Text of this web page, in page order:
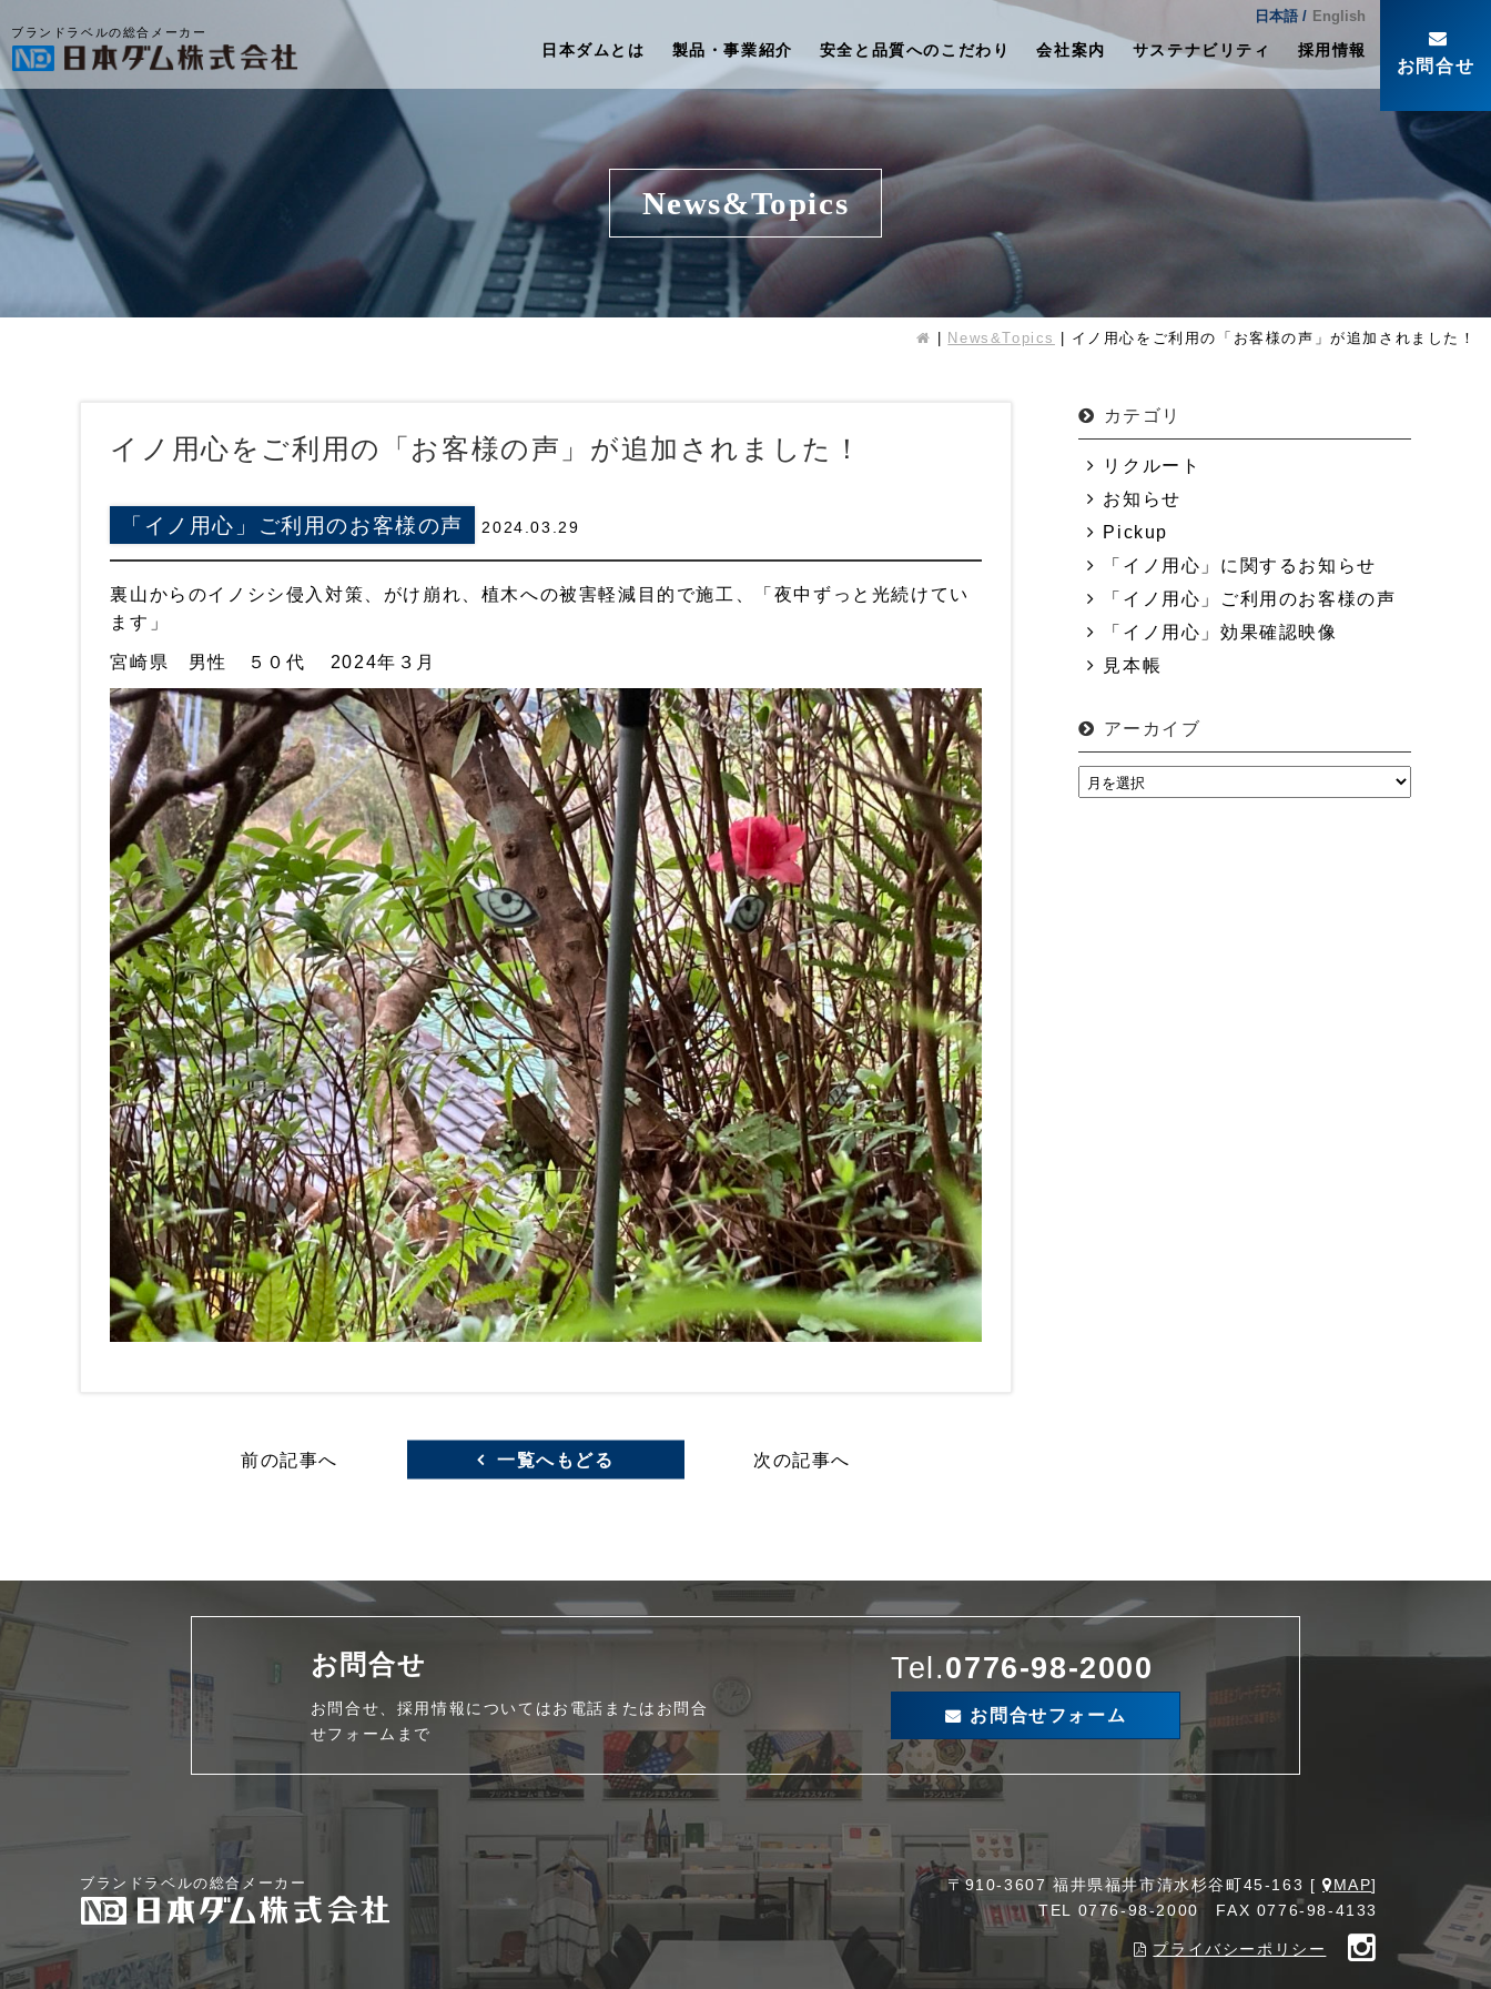
ブランドラベルの総合メーカー
日本ダムとは 製品・事業紹介 安全と品質へのこだわり 会社案内 サステナビリティ 採用情報
日本語 / English
お問合せ
News&Topics
News&Topics イノ用心をご利用の「お客様の声」が追加されました！
イノ用心をご利用の「お客様の声」が追加されました！
「イノ用心」ご利用のお客様の声 2024.03.29
裏山からのイノシシ侵入対策、がけ崩れ、植木への被害軽減目的で施工、「夜中ずっと光続けてい
ます」
宮崎県 男性 ５０代 2024年３月
前の記事へ 次の記事へ
一覧へもどる
カテゴリ
リクルート
お知らせ
Pickup
「イノ用心」に関するお知らせ
「イノ用心」ご利用のお客様の声
「イノ用心」効果確認映像
見本帳
アーカイブ
お問合せ
お問合せ、採用情報についてはお電話またはお問合
せフォームまで
Tel.0776-98-2000
お問合せフォーム
ブランドラベルの総合メーカー 〒910-3607 福井県福井市清水杉谷町45-163 [ MAP]
TEL 0776-98-2000FAX 0776-98-4133
プライバシーポリシー